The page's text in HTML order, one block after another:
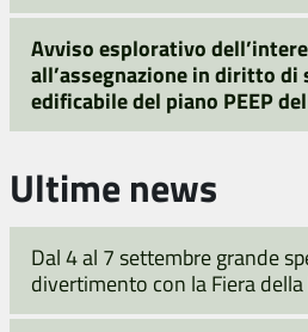
Avviso esplorativo
all’assegnazione in diritto di
edificabile del piano PEEP
Ultime news
Dal 4 al 7 settembre grande
divertimento con la Fiera della